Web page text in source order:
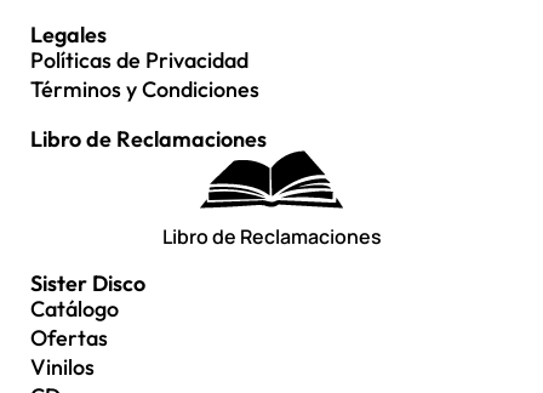
Legales
Políticas de Privacidad
Términos y Condiciones
Libro de Reclamaciones
Libro de Reclamaciones
Sister Disco
Catálogo
Ofertas
Vinilos